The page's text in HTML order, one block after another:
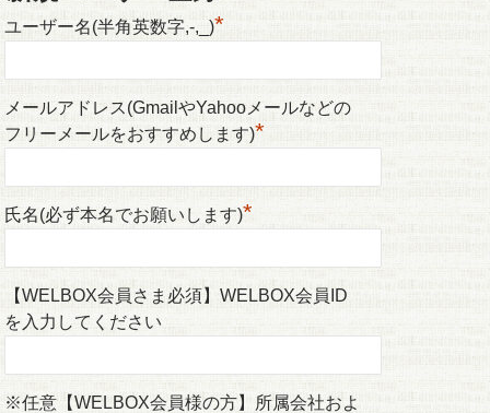
ユーザー名(半角英数字,-,_)*
メールアドレス(GmailやYahooメールなどの
フリーメールをおすすめします)*
氏名(必ず本名でお願いします)*
【WELBOX会員さま必須】WELBOX会員ID
を入力してください
※任意【WELBOX会員様の方】所属会社およ